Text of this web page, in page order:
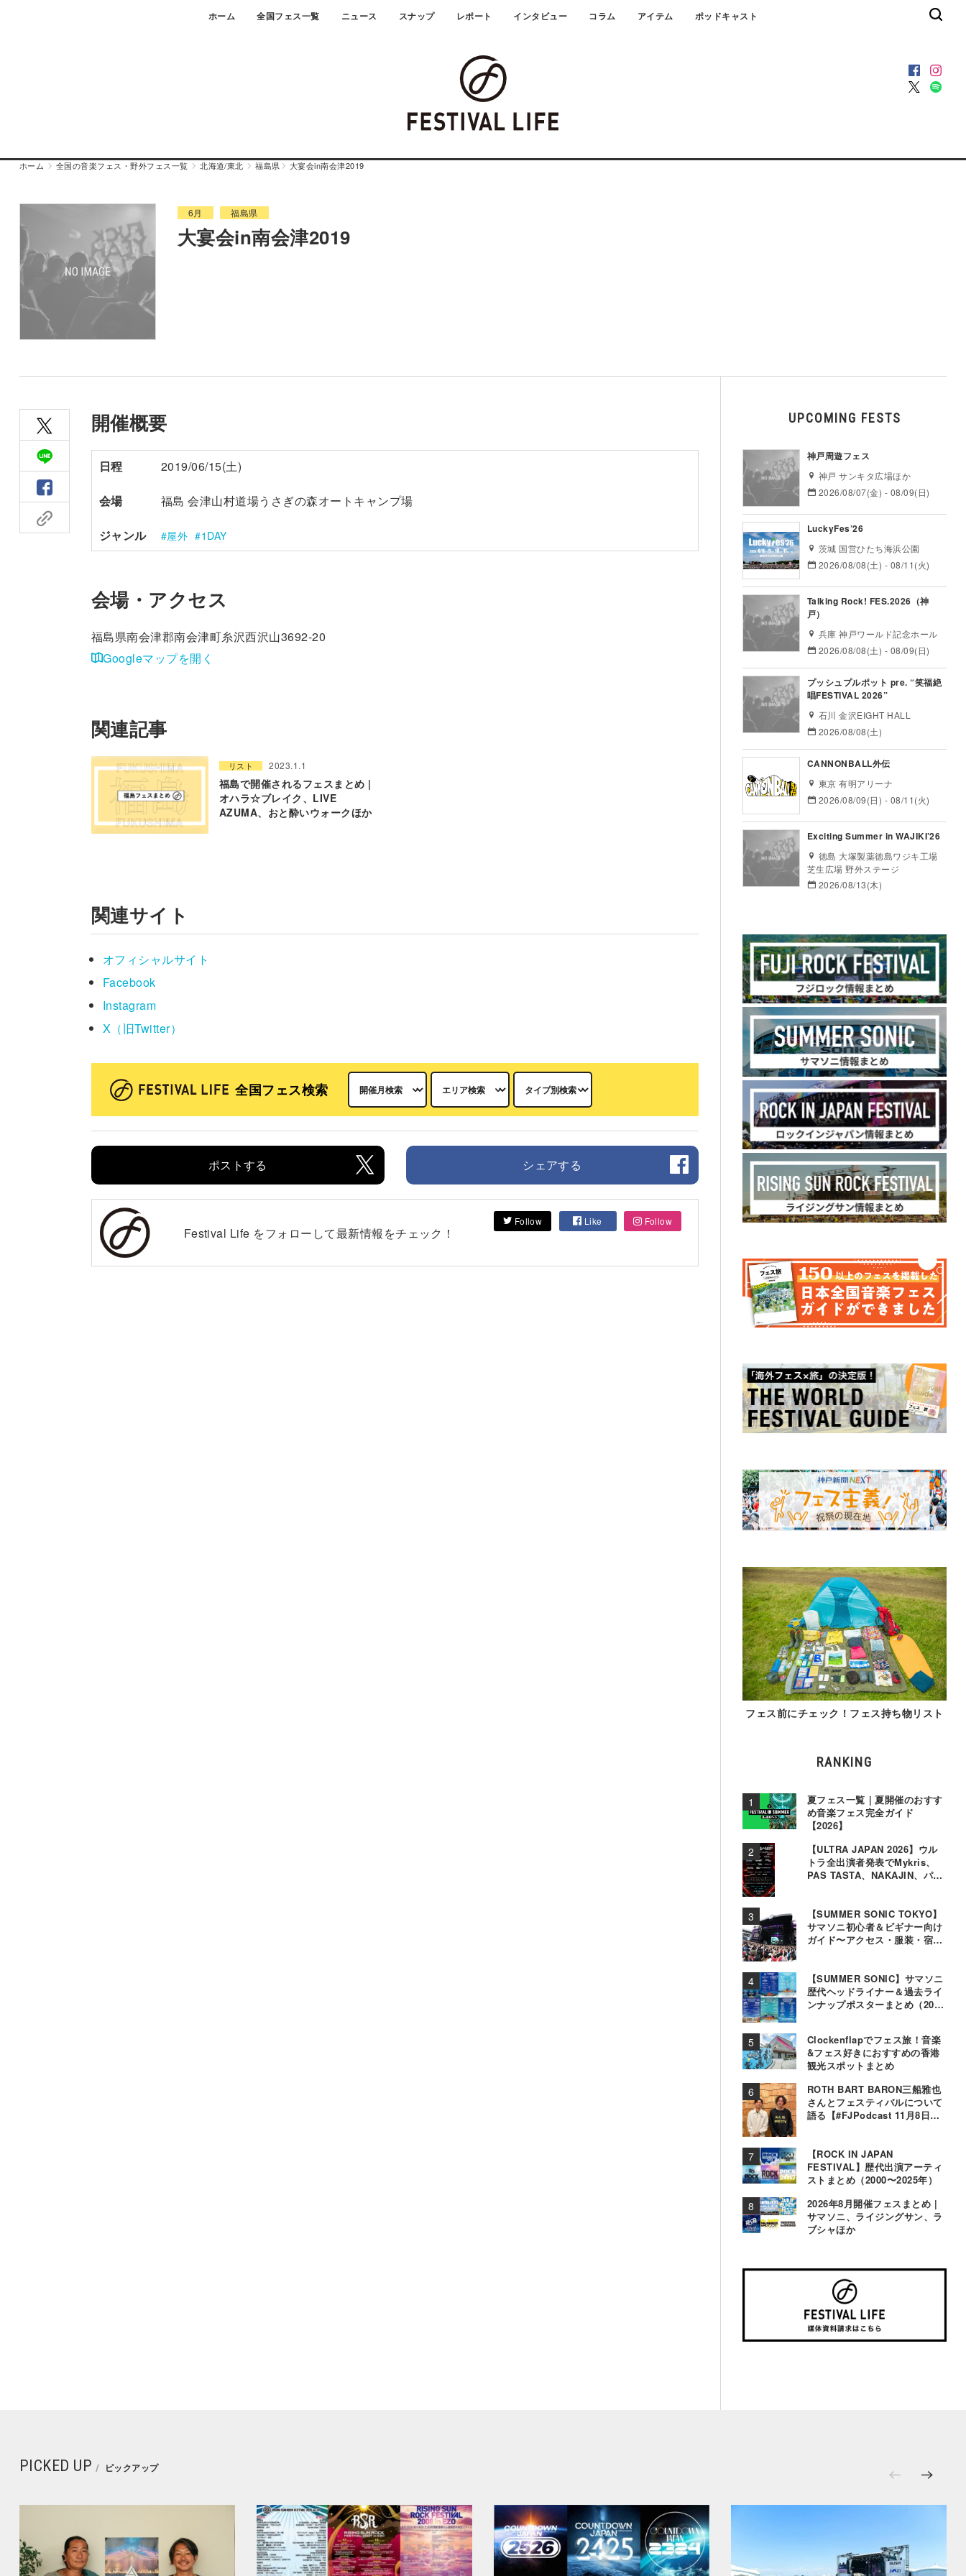
ホーム 全国フェス一覧 ニュース スナップ レポート インタビュー コラム アイテム ポッドキャスト
ホーム 全国の音楽フェス・野外フェス一覧 北海道/東北 福島県 大宴会in南会津2019
6月 福島県
大宴会in南会津2019
開催概要
日程 2019/06/15(土)
会場 福島 会津山村道場うさぎの森オートキャンプ場
ジャンル 屋外 1DAY
会場・アクセス
福島県南会津郡南会津町糸沢西沢山3692-20
Googleマップを開く
関連記事
リスト 2023.1.1
福島で開催されるフェスまとめ |
オハラ☆ブレイク、LIVE
AZUMA、おと酔いウォークほか
関連サイト
オフィシャルサイト
Facebook
Instagram
X（旧Twitter）
全国フェス検索
ポストする シェアする
Festival Life をフォローして最新情報をチェック！
Follow Like Follow
UPCOMING FESTS
神戸周遊フェス
神戸 サンキタ広場ほか
2026/08/07(金) - 08/09(日)
LuckyFes’26
茨城 国営ひたち海浜公園
2026/08/08(土) - 08/11(火)
Talking Rock! FES.2026（神
戸）
兵庫 神戸ワールド記念ホール
2026/08/08(土) - 08/09(日)
プッシュプルポット pre. “笑福絶
唱FESTIVAL 2026”
石川 金沢EIGHT HALL
2026/08/08(土)
CANNONBALL外伝
東京 有明アリーナ
2026/08/09(日) - 08/11(火)
Exciting Summer in WAJIKI’26
徳島 大塚製薬徳島ワジキ工場
芝生広場 野外ステージ
2026/08/13(木)
フェス前にチェック！フェス持ち物リスト
RANKING
夏フェス一覧｜夏開催のおすす
め音楽フェス完全ガイド
【2026】
【ULTRA JAPAN 2026】ウル
トラ全出演者発表でMykris、
PAS TASTA、NAKAJIN、パソ
【SUMMER SONIC TOKYO】
サマソニ初心者＆ビギナー向け
ガイド〜アクセス・服装・宿泊
【SUMMER SONIC】サマソニ
歴代ヘッドライナー＆過去ライ
ンナップポスターまとめ（2000
Clockenflapでフェス旅！音楽
&フェス好きにおすすめの香港
観光スポットまとめ
ROTH BART BARON三船雅也
さんとフェスティバルについて
語る【#FJPodcast 11月8日配
【ROCK IN JAPAN
FESTIVAL】歴代出演アーティ
ストまとめ（2000〜2025年）
2026年8月開催フェスまとめ |
サマソニ、ライジングサン、ラ
ブシャほか
PICKED UP ピックアップ